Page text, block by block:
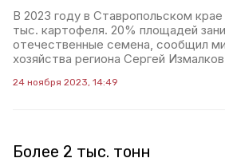
В 2023 году в Ставропольском
тыс. картофеля. 20% площадей
отечественные семена, сообщил
хозяйства региона Сергей
24 ноября 2023, 14:49
Более 2 тыс. тонн